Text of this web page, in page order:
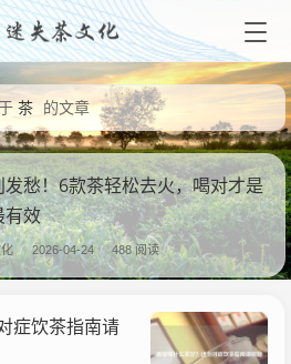
茶 的文章
发愁！6款茶轻松去火，喝对才是
有效
/ 2026-04-24 / 488 阅读
症饮茶指南请